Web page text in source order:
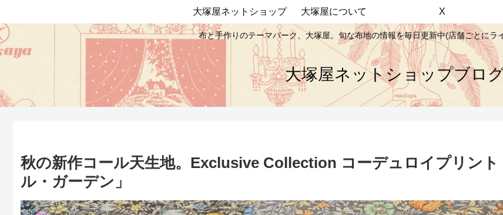
布と手作りのテーマパーク、大塚屋。旬な布地の情報を毎日更新中(店舗ごとにラ
大塚屋ネットショップブロ
大塚屋ネットショップ 大塚屋について X
秋の新作コール天生地。Exclusive Collection コーデュロイプリント
ル・ガーデン」